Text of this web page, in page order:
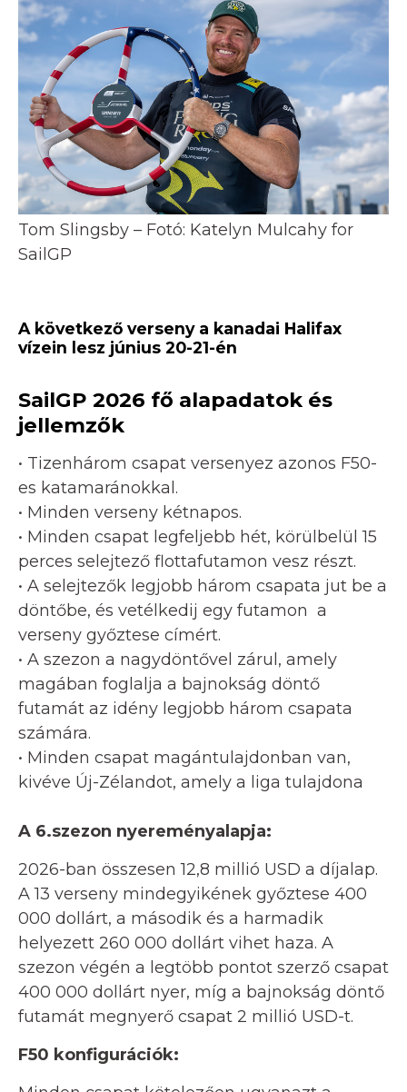
Tom Slingsby – Fotó: Katelyn Mulcahy for
SailGP
A következő verseny a kanadai Halifax
vízein lesz június 20-21-én
SailGP 2026 fő alapadatok és
jellemzők
• Tizenhárom csapat versenyez azonos F50-
es katamaránokkal.
• Minden verseny kétnapos.
• Minden csapat legfeljebb hét, körülbelül 15
perces selejtező flottafutamon vesz részt.
• A selejtezők legjobb három csapata jut be a
döntőbe, és vetélkedij egy futamon a
verseny győztese címért.
• A szezon a nagydöntővel zárul, amely
magában foglalja a bajnokság döntő
futamát az idény legjobb három csapata
számára.
• Minden csapat magántulajdonban van,
kivéve Új-Zélandot, amely a liga tulajdona
A 6.szezon nyereményalapja:
2026-ban összesen 12,8 millió USD a díjalap.
A 13 verseny mindegyikének győztese 400
000 dollárt, a második és a harmadik
helyezett 260 000 dollárt vihet haza. A
szezon végén a legtöbb pontot szerző csapat
400 000 dollárt nyer, míg a bajnokság döntő
futamát megnyerő csapat 2 millió USD-t.
F50 konfigurációk: